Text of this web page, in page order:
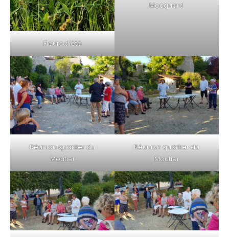
Fleurs d’été
Mocquard
Réunion quartier du
Moutier
Réunion quartier du
Moutier